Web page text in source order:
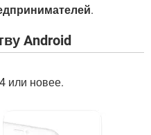
.
Android
или новее.